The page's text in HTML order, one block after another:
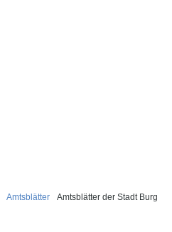
Amtsblätter Amtsblätter der Stadt Burg